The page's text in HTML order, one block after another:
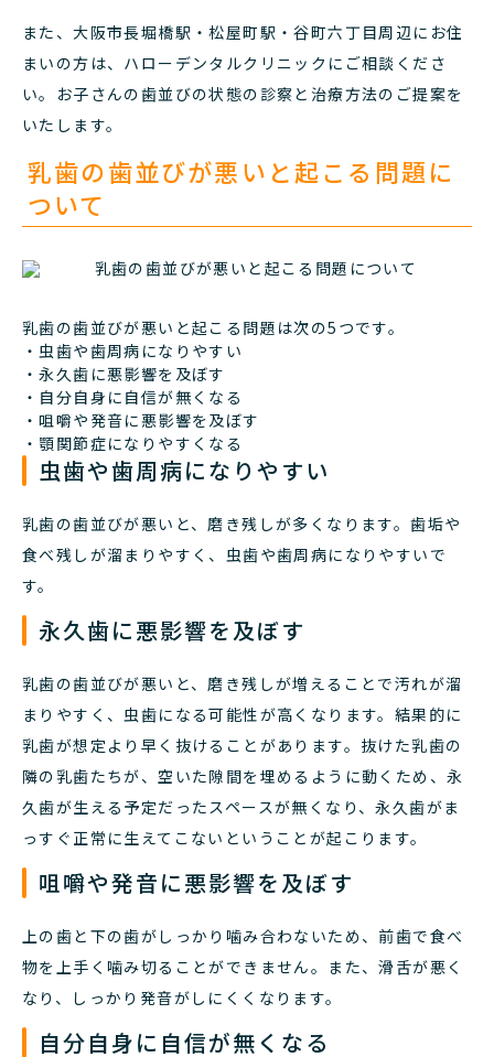
また、大阪市長堀橋駅・松屋町駅・谷町六丁目周辺にお住
まいの方は、ハローデンタルクリニックにご相談くださ
い。お子さんの歯並びの状態の診察と治療方法のご提案を
いたします。
乳歯の歯並びが悪いと起こる問題に
ついて
乳歯の歯並びが悪いと起こる問題は次の5つです。
・虫歯や歯周病になりやすい
・永久歯に悪影響を及ぼす
・自分自身に自信が無くなる
・咀嚼や発音に悪影響を及ぼす
・顎関節症になりやすくなる
虫歯や歯周病になりやすい
乳歯の歯並びが悪いと、磨き残しが多くなります。歯垢や
食べ残しが溜まりやすく、虫歯や歯周病になりやすいで
す。
永久歯に悪影響を及ぼす
乳歯の歯並びが悪いと、磨き残しが増えることで汚れが溜
まりやすく、虫歯になる可能性が高くなります。結果的に
乳歯が想定より早く抜けることがあります。抜けた乳歯の
隣の乳歯たちが、空いた隙間を埋めるように動くため、永
久歯が生える予定だったスペースが無くなり、永久歯がま
っすぐ正常に生えてこないということが起こります。
咀嚼や発音に悪影響を及ぼす
上の歯と下の歯がしっかり噛み合わないため、前歯で食べ
物を上手く噛み切ることができません。また、滑舌が悪く
なり、しっかり発音がしにくくなります。
自分自身に自信が無くなる